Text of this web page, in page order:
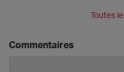
Toutes
Commentaires